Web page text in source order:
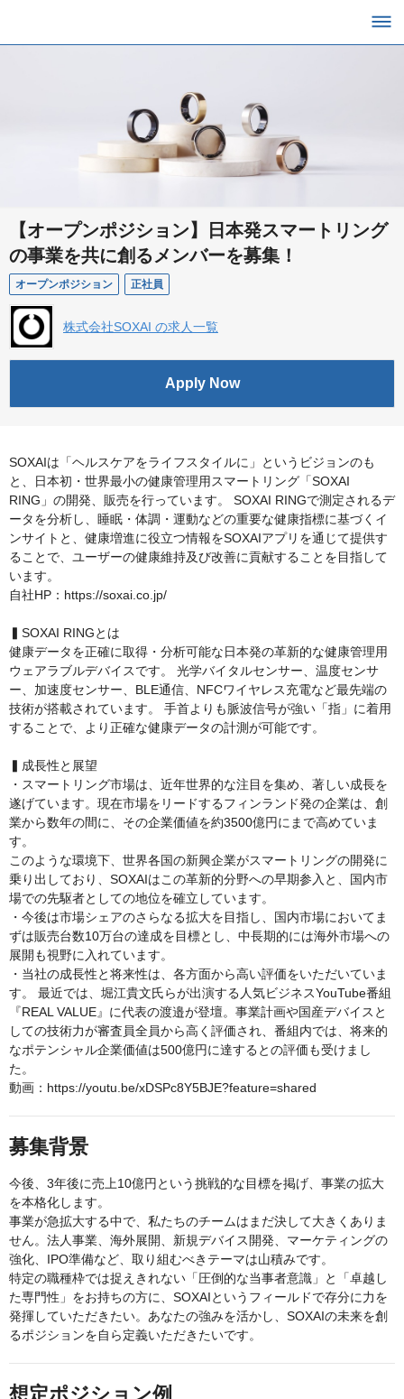
【オープンポジション】日本発スマートリング
の事業を共に創るメンバーを募集！
オープンポジション 正社員
株式会社SOXAI の求人一覧
Apply Now
SOXAIは「ヘルスケアをライフスタイルに」というビジョンのも
と、日本初・世界最小の健康管理用スマートリング「SOXAI
RING」の開発、販売を行っています。 SOXAI RINGで測定されるデ
ータを分析し、睡眠・体調・運動などの重要な健康指標に基づくイ
ンサイトと、健康増進に役立つ情報をSOXAIアプリを通じて提供す
ることで、ユーザーの健康維持及び改善に貢献することを目指して
います。
自社HP：https://soxai.co.jp/
▍SOXAI RINGとは
健康データを正確に取得・分析可能な日本発の革新的な健康管理用
ウェアラブルデバイスです。 光学バイタルセンサー、温度センサ
ー、加速度センサー、BLE通信、NFCワイヤレス充電など最先端の
技術が搭載されています。 手首よりも脈波信号が強い「指」に着用
することで、より正確な健康データの計測が可能です。
▍成長性と展望
・スマートリング市場は、近年世界的な注目を集め、著しい成長を
遂げています。現在市場をリードするフィンランド発の企業は、創
業から数年の間に、その企業価値を約3500億円にまで高めていま
す。
このような環境下、世界各国の新興企業がスマートリングの開発に
乗り出しており、SOXAIはこの革新的分野への早期参入と、国内市
場での先駆者としての地位を確立しています。
・今後は市場シェアのさらなる拡大を目指し、国内市場においてま
ずは販売台数10万台の達成を目標とし、中長期的には海外市場への
展開も視野に入れています。
・当社の成長性と将来性は、各方面から高い評価をいただいていま
す。 最近では、堀江貴文氏らが出演する人気ビジネスYouTube番組
『REAL VALUE』に代表の渡邉が登壇。事業計画や国産デバイスと
しての技術力が審査員全員から高く評価され、番組内では、将来的
なポテンシャル企業価値は500億円に達するとの評価も受けまし
た。
動画：https://youtu.be/xDSPc8Y5BJE?feature=shared
募集背景
今後、3年後に売上10億円という挑戦的な目標を掲げ、事業の拡大
を本格化します。
事業が急拡大する中で、私たちのチームはまだ決して大きくありま
せん。法人事業、海外展開、新規デバイス開発、マーケティングの
強化、IPO準備など、取り組むべきテーマは山積みです。
特定の職種枠では捉えきれない「圧倒的な当事者意識」と「卓越し
た専門性」をお持ちの方に、SOXAIというフィールドで存分に力を
発揮していただきたい。あなたの強みを活かし、SOXAIの未来を創
るポジションを自ら定義いただきたいです。
想定ポジション例